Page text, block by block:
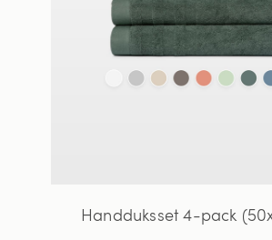
Handduksset 4-pack